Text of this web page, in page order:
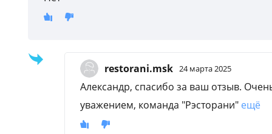
restorani.msk 24 марта 2025
Александр, спасибо за ваш отзыв.
уважением, команда "Рэсторани" ещё